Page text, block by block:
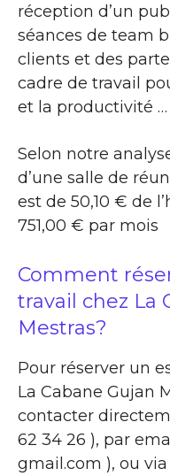
réception d’un
séances de team
clients et des
cadre de travail
et la productivité …
Selon notre
d’une salle de
est de 50,10 € de
751,00 € par mois
Comment
travail chez La
Mestras?
Pour réserver un
La Cabane Gujan
contacter
62 34 26 ), par
gmail.com ), ou